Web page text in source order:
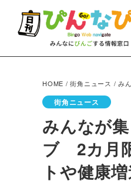
HOME /街角ニュース / み
街角ニュース
みんなが
ブ 2カ月
トや健康増